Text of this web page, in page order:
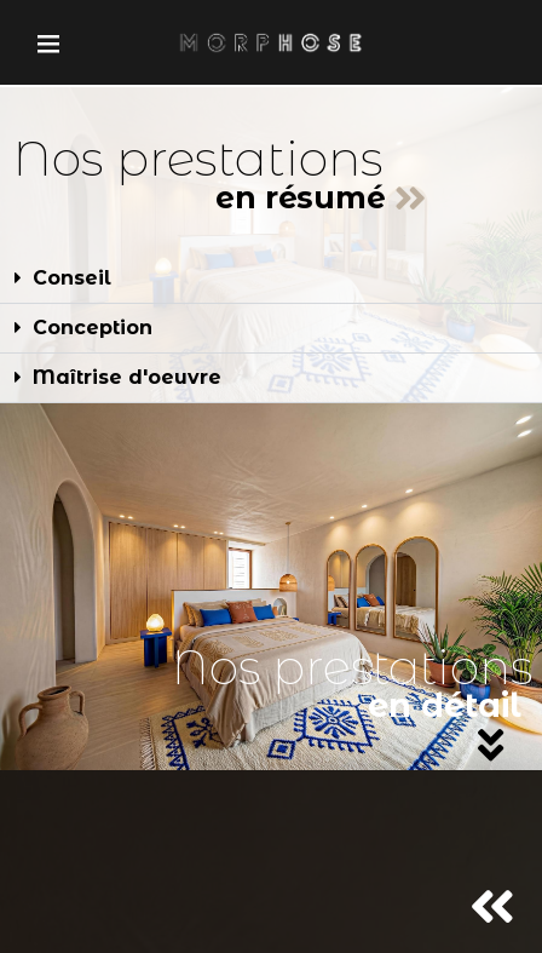
Nos prestations
en résumé
Conseil
Conception
Maîtrise d'oeuvre
Nos prestations
en détail